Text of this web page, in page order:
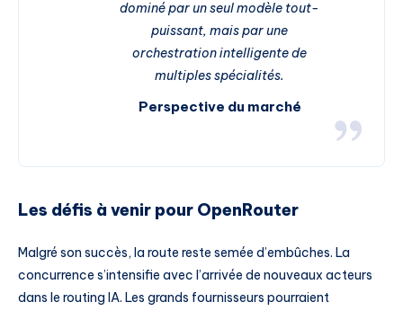
dominé par un seul modèle tout-
puissant, mais par une
orchestration intelligente de
multiples spécialités.
Perspective du marché
Les défis à venir pour OpenRouter
Malgré son succès, la route reste semée d’embûches. La
concurrence s’intensifie avec l’arrivée de nouveaux acteurs
dans le routing IA. Les grands fournisseurs pourraient